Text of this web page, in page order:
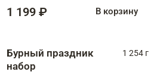
1 199 ₽ В корзину
Бурный праздник
набор
1 254 г